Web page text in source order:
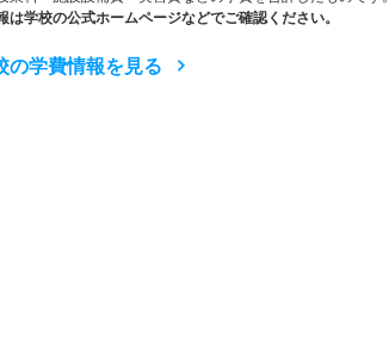
学校の公式ホームページなどでご確認ください。
の学費情報を見る